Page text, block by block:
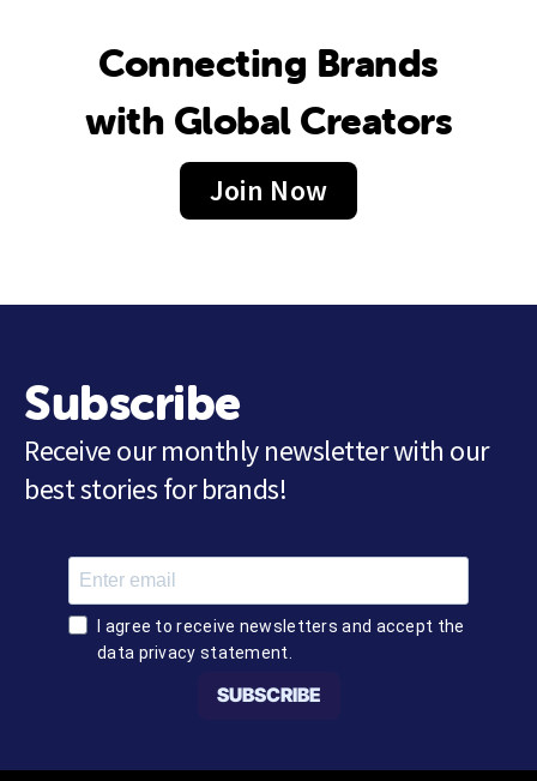
Connecting Brands
with Global Creators
Join Now
Subscribe
Receive our monthly newsletter with our
best stories for brands!
I agree to receive newsletters and accept the
data privacy statement.
SUBSCRIBE